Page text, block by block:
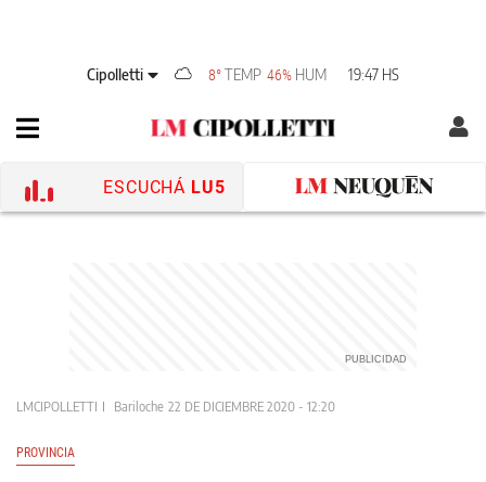
Cipolletti 8°TEMP 46% HUM 19:47 HS
ESCUCHÁ LU5
LMCIPOLLETTI Bariloche 22 DE DICIEMBRE 2020 - 12:20
PROVINCIA